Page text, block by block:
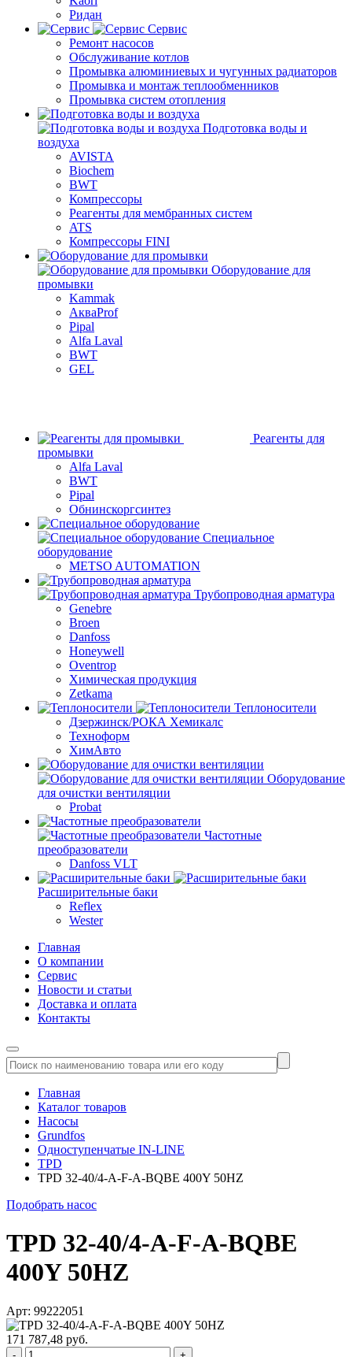
Ридан
Сервис
Ремонт насосов
Обслуживание котлов
Промывка алюминиевых и чугунных радиаторов
Промывка и монтаж теплообменников
Промывка систем отопления
Подготовка воды и
воздуха
AVISTA
Biochem
BWT
Компрессоры
Реагенты для мембранных систем
ATS
Компрессоры FINI
Оборудование для
промывки
Kammak
АкваProf
Pipal
Alfa Laval
BWT
GEL
Реагенты для
промывки
Alfa Laval
BWT
Pipal
Обнинскоргсинтез
Специальное
оборудование
METSO AUTOMATION
Трубопроводная арматура
Genebre
Broen
Danfoss
Honeywell
Oventrop
Химическая продукция
Zetkama
Теплоносители
Дзержинск/РОКА Хемикалс
Техноформ
ХимАвто
Оборудование
для очистки вентиляции
Probat
Частотные
преобразователи
Danfoss VLT
Расширительные баки
Reflex
Wester
Главная
О компании
Сервис
Новости и статьи
Доставка и оплата
Контакты
Главная
Каталог товаров
Насосы
Grundfos
Одноступенчатые IN-LINE
TPD
TPD 32-40/4-A-F-A-BQBE 400Y 50HZ
Подобрать насос
TPD 32-40/4-A-F-A-BQBE
400Y 50HZ
Арт: 99222051
171 787,48 руб.